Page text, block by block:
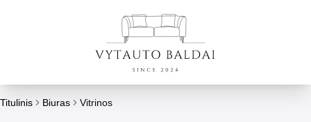
Titulinis Biuras Vitrinos